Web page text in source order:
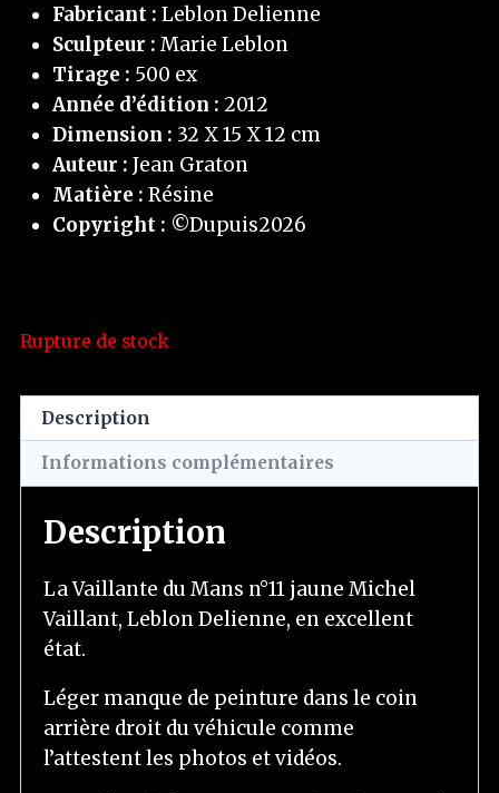
Fabricant : Leblon Delienne
Sculpteur : Marie Leblon
Tirage : 500 ex
Année d’édition : 2012
Dimension : 32 X 15 X 12 cm
Auteur : Jean Graton
Matière : Résine
Copyright : ©Dupuis2026
Rupture de stock
Description
Informations complémentaires
Description
La Vaillante du Mans n°11 jaune Michel
Vaillant, Leblon Delienne, en excellent
état.
Léger manque de peinture dans le coin
arrière droit du véhicule comme
l’attestent les photos et vidéos.